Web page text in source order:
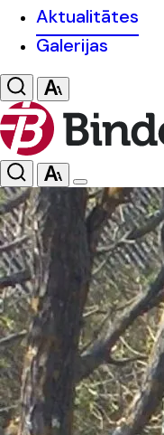
Aktualitātes
Galerijas